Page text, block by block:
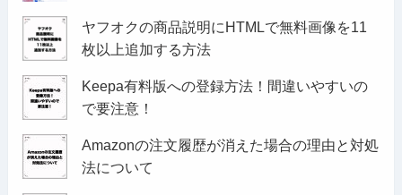
ヤフオクの商品説明にHTMLで無料画像を11
枚以上追加する方法
Keepa有料版への登録方法！間違いやすいの
で要注意！
Amazonの注文履歴が消えた場合の理由と対処
法について